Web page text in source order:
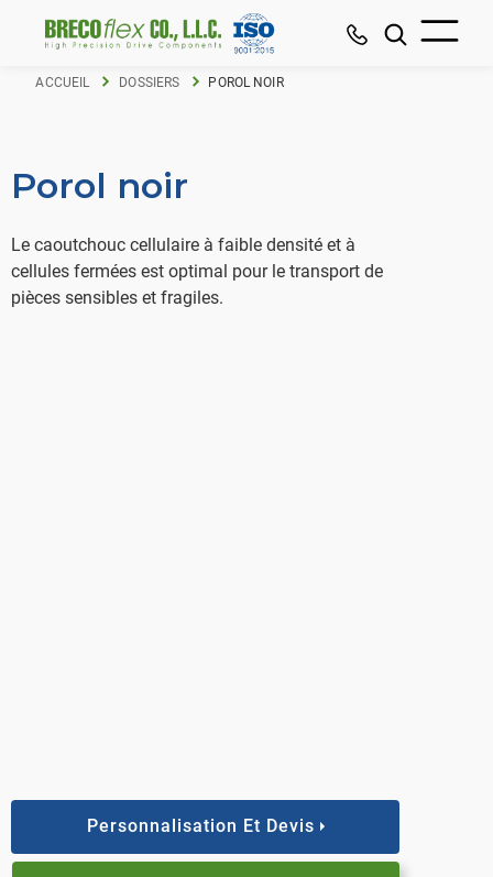
ACCUEIL DOSSIERS POROL NOIR
Porol noir
Le caoutchouc cellulaire à faible densité et à
cellules fermées est optimal pour le transport de
pièces sensibles et fragiles.
Personnalisation Et Devis